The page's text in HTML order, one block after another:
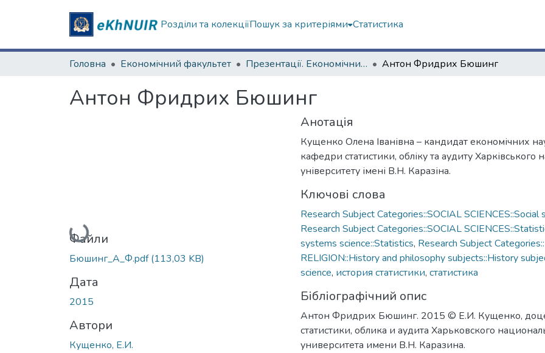
Розділи та колекціїПошук за критеріями Статистика
Головна Економічний факультет Презентації. Економічний факультет Антон Фридрих Бюшинг
Антон Фридрих Бюшинг
Вантажиться...
Файли
Бюшинг_А_Ф.pdf(113,03 KB)
Дата
2015
Автори
Кущенко, Е.И.
Анотація
Кущенко Олена Іванівна – кандидат економічних
кафедри статистики, обліку та аудиту Харківського
університету імені В.Н. Каразіна.
Ключові слова
Research Subject Categories::SOCIAL SCIENCES::Social
Research Subject Categories::SOCIAL
systems science::Statistics, Research Subject
RELIGION::History and philosophy subjects::History
science, история статистики, статистика
Бібліографічний опис
Антон Фридрих Бюшинг. 2015 © Е.И. Кущенко,
статистики, облика и аудита Харьковского
университета имени В.Н. Каразина.